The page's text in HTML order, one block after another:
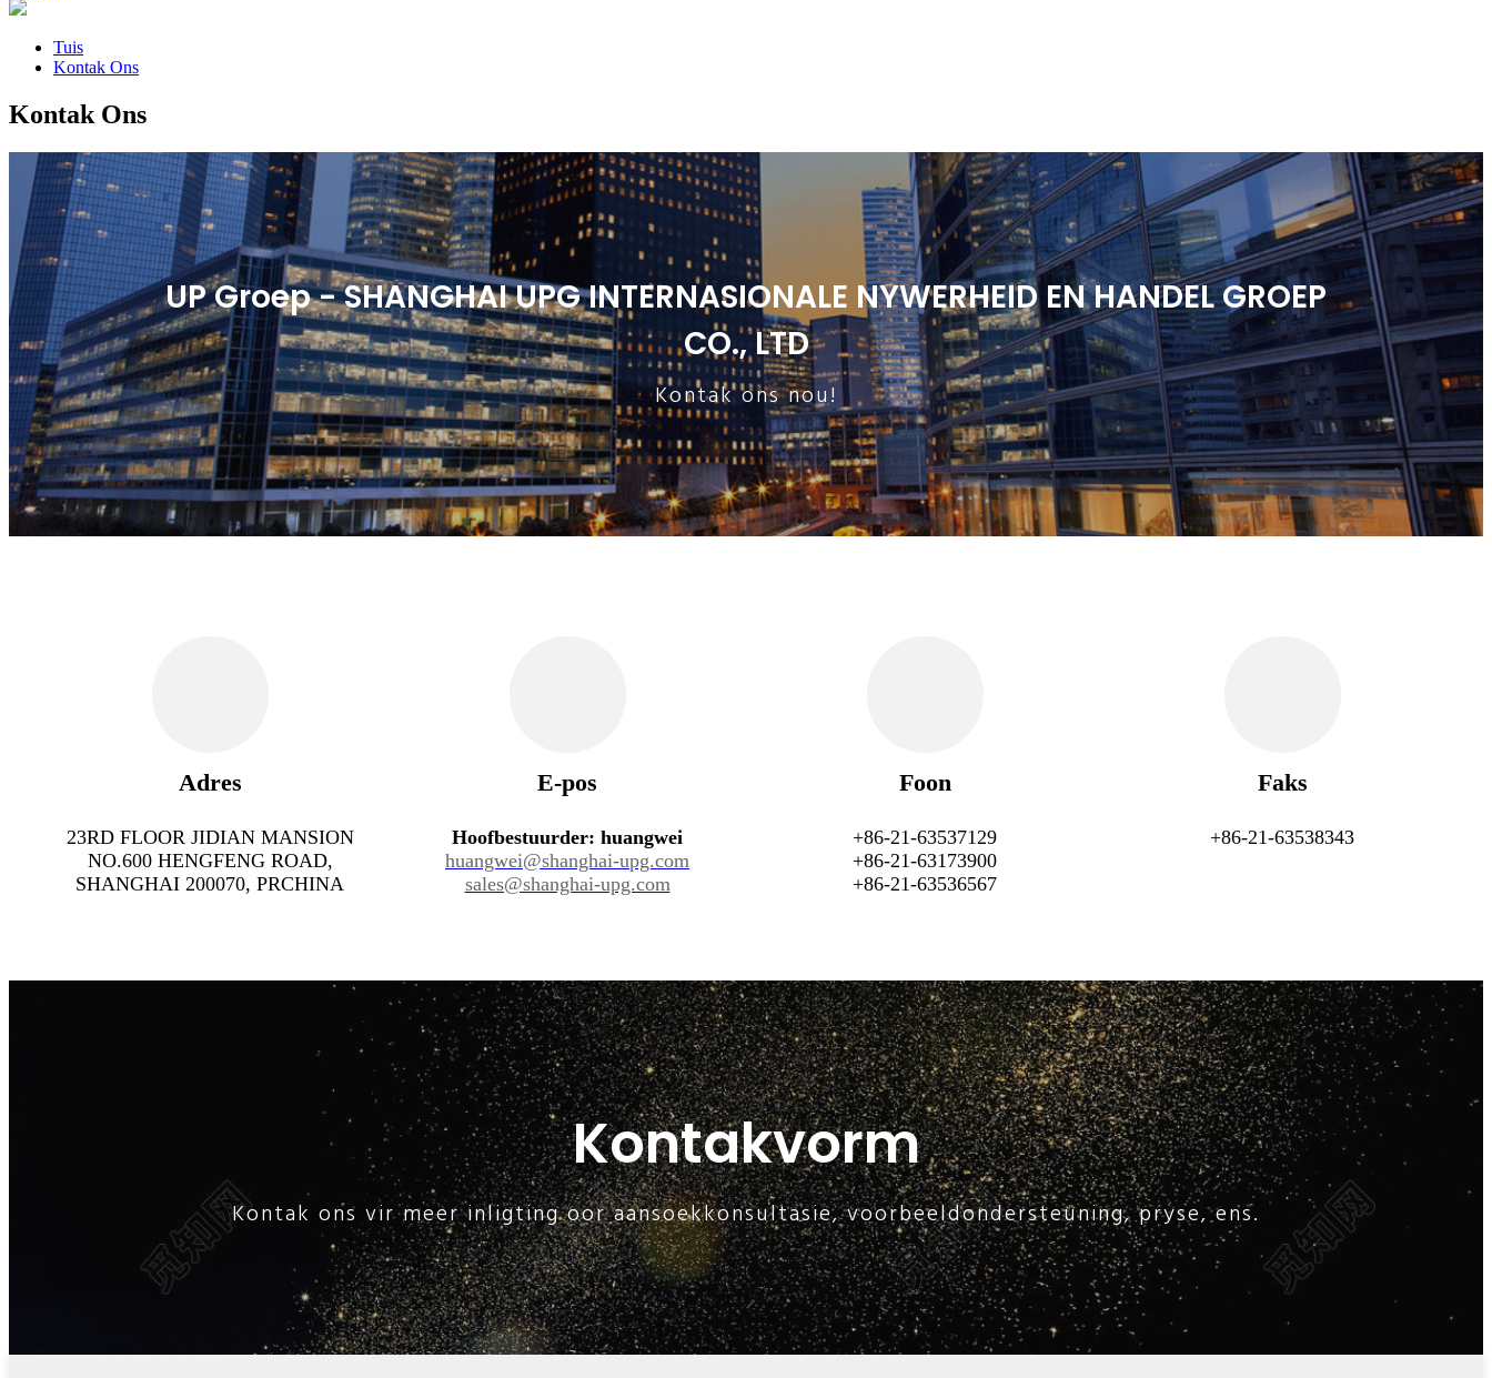
Tuis
Kontak Ons
Kontak Ons
UP Groep - SHANGHAI UPG INTERNASIONALE NYWERHEID EN HANDEL GROEP
CO., LTD
Kontak ons ​​nou!
Adres
23RD FLOOR JIDIAN MANSION
NO.600 HENGFENG ROAD,
SHANGHAI 200070, PRCHINA
E-pos
Hoofbestuurder: huangwei
huangwei@shanghai-upg.com
sales@shanghai-upg.com
Foon
+86-21-63537129
+86-21-63173900
+86-21-63536567
Faks
+86-21-63538343
Kontakvorm
Kontak ons ​​vir meer inligting oor aansoekkonsultasie, voorbeeldondersteuning, pryse, ens.